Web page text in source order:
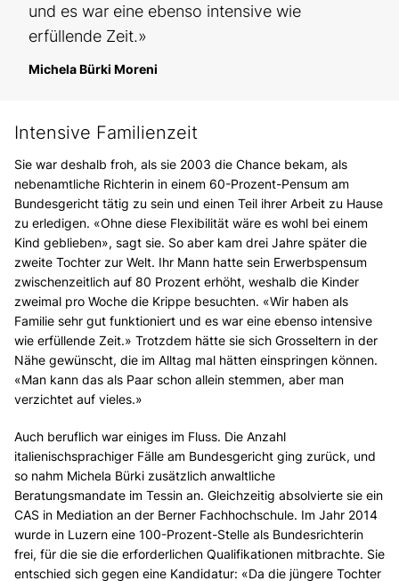
und es war eine ebenso intensive wie
erfüllende Zeit.»
Michela Bürki Moreni
Intensive Familienzeit
Sie war deshalb froh, als sie 2003 die Chance bekam, als
nebenamtliche Richterin in einem 60-Prozent-Pensum am
Bundesgericht tätig zu sein und einen Teil ihrer Arbeit zu Hause
zu erledigen. «Ohne diese Flexibilität wäre es wohl bei einem
Kind geblieben», sagt sie. So aber kam drei Jahre später die
zweite Tochter zur Welt. Ihr Mann hatte sein Erwerbspensum
zwischenzeitlich auf 80 Prozent erhöht, weshalb die Kinder
zweimal pro Woche die Krippe besuchten. «Wir haben als
Familie sehr gut funktioniert und es war eine ebenso intensive
wie erfüllende Zeit.» Trotzdem hätte sie sich Grosseltern in der
Nähe gewünscht, die im Alltag mal hätten einspringen können.
«Man kann das als Paar schon allein stemmen, aber man
verzichtet auf vieles.»
Auch beruflich war einiges im Fluss. Die Anzahl
italienischsprachiger Fälle am Bundesgericht ging zurück, und
so nahm Michela Bürki zusätzlich anwaltliche
Beratungsmandate im Tessin an. Gleichzeitig absolvierte sie ein
CAS in Mediation an der Berner Fachhochschule. Im Jahr 2014
wurde in Luzern eine 100-Prozent-Stelle als Bundesrichterin
frei, für die sie die erforderlichen Qualifikationen mitbrachte. Sie
entschied sich gegen eine Kandidatur: «Da die jüngere Tochter